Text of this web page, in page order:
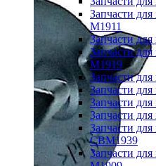
Запчасти
M1911
Запчасти
Запчасти
M1919
Запчасти
Запчасти
Запчасти
Запчасти
Запчасти
CBM1939
Запчасти